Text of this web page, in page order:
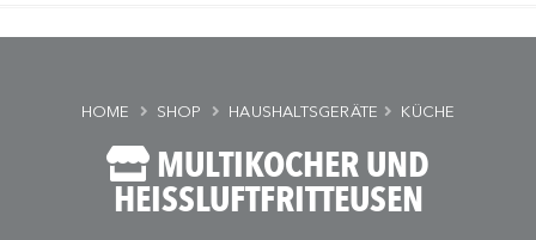
MULTIKOCHER UND
HEISSLUFTFRITTEUSEN
HOME SHOP HAUSHALTSGERÄTE KÜCHE